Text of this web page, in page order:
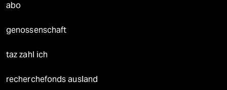
abo
genossenschaft
taz zahl ich
recherchefonds ausland